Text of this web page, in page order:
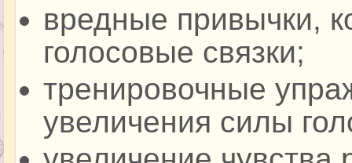
вредные привычки,
голосовые связки;
тренировочные
увеличения силы